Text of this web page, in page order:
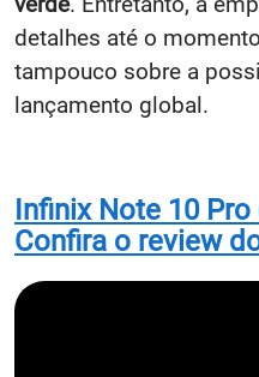
detalhes até o
tampouco sobre a
lançamento global.
Infinix Note 10
Confira o review